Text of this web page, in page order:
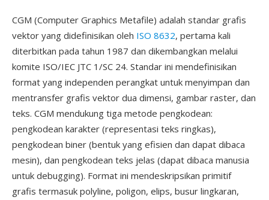
CGM (Computer Graphics Metafile) adalah standar grafis
vektor yang didefinisikan oleh ISO 8632, pertama kali
diterbitkan pada tahun 1987 dan dikembangkan melalui
komite ISO/IEC JTC 1/SC 24. Standar ini mendefinisikan
format yang independen perangkat untuk menyimpan dan
mentransfer grafis vektor dua dimensi, gambar raster, dan
teks. CGM mendukung tiga metode pengkodean:
pengkodean karakter (representasi teks ringkas),
pengkodean biner (bentuk yang efisien dan dapat dibaca
mesin), dan pengkodean teks jelas (dapat dibaca manusia
untuk debugging). Format ini mendeskripsikan primitif
grafis termasuk polyline, poligon, elips, busur lingkaran,